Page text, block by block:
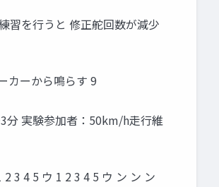
習を行うと 修正舵回数が減少
カーから鳴らす 9
分 実験参加者：50km/h走行維
3 4 5 ウ 1 2 3 4 5 ウ ン ン ン